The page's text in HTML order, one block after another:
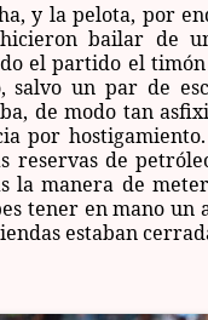
y la pelota, por
hicieron bailar de
el partido el
un par de
de modo tan
por
reservas de
la manera de
tener en mano un
estaban